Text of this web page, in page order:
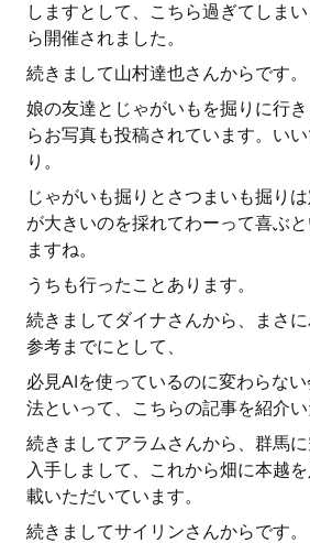
しますとして、こちら過ぎてしま
ら開催されました。
続きまして山村達也さんからです。
娘の友達とじゃがいもを掘りに行
らお写真も投稿されています。い
り。
じゃがいも掘りとさつまいも掘り
が大きいのを採れてわーって喜ぶ
ますね。
うちも行ったことあります。
続きましてダイナさんから、まさ
参考までにとして、
必見AIを使っているのに変わらな
法といって、こちらの記事を紹介い
続きましてアラムさんから、群馬
入手しまして、これから畑に本越
載いただいています。
続きましてサイリンさんからです。